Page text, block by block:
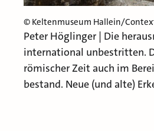
© Keltenmuseum Hallein/
Peter Höglinger | Die
international unbestritten.
römischer Zeit auch im
bestand. Neue (und alte)